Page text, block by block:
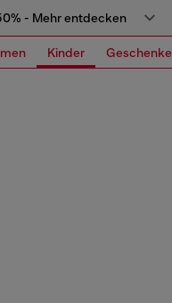
- Mehr entdecken
Kinder Geschenke